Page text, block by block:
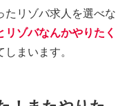
たリゾバ求人を選べな
リゾバなんかやりたく
まいます。